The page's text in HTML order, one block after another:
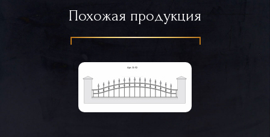
Похожая продукция